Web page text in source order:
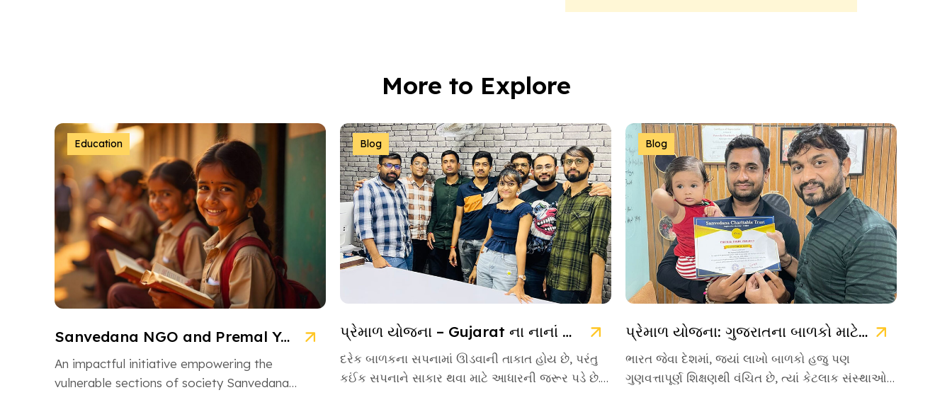
More to Explore
Education
Sanvedana NGO and Premal Yojana: A Model of Social Service
An impactful initiative empowering the
vulnerable sections of society Sanvedana
Blog
પ્રેમાળ યોજના – Gujarat ના નાનાં બાળકો માટે આશાની નવી કિરણ
દરેક બાળકના સપનામાં ઊડવાની તાકાત હોય છે, પરંતુ
કઈંક સપનાને સાકાર થવા માટે આધારની જરૂર પડે છે.
Blog
પ્રેમાળ યોજના: ગુજરાતના બાળકો માટે ઉજ્જવળ ભવિષ્યની ચાવી
ભારત જેવા દેશમાં, જ્યાં લાખો બાળકો હજુ પણ
ગુણવત્તાપૂર્ણ શિક્ષણથી વંચિત છે, ત્યાં કેટલાક સંસ્થાઓ